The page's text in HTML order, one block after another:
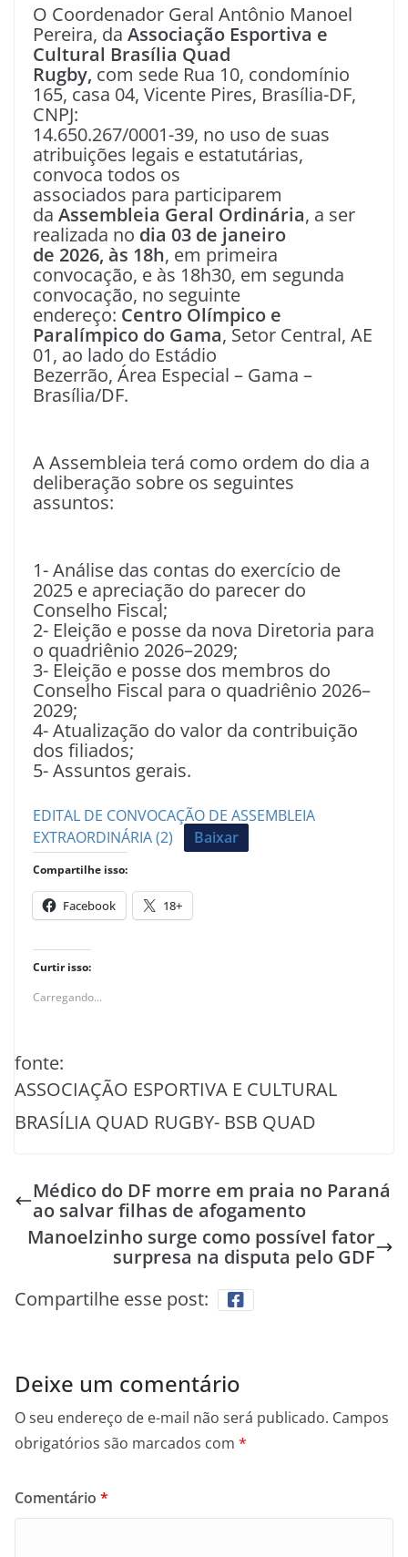
O Coordenador Geral Antônio Manoel
Pereira, da Associação Esportiva e
Cultural Brasília Quad
Rugby, com sede Rua 10, condomínio
165, casa 04, Vicente Pires, Brasília-DF,
CNPJ:
14.650.267/0001-39, no uso de suas
atribuições legais e estatutárias,
convoca todos os
associados para participarem
da Assembleia Geral Ordinária, a ser
realizada no dia 03 de janeiro
de 2026, às 18h, em primeira
convocação, e às 18h30, em segunda
convocação, no seguinte
endereço: Centro Olímpico e
Paralímpico do Gama, Setor Central, AE
01, ao lado do Estádio
Bezerrão, Área Especial – Gama –
Brasília/DF.
A Assembleia terá como ordem do dia a
deliberação sobre os seguintes
assuntos:
1- Análise das contas do exercício de
2025 e apreciação do parecer do
Conselho Fiscal;
2- Eleição e posse da nova Diretoria para
o quadriênio 2026–2029;
3- Eleição e posse dos membros do
Conselho Fiscal para o quadriênio 2026–
2029;
4- Atualização do valor da contribuição
dos filiados;
5- Assuntos gerais.
EDITAL DE CONVOCAÇÃO DE ASSEMBLEIA
EXTRAORDINÁRIA (2)
Baixar
Compartilhe isso:
Facebook 18+
Curtir isso:
Carregando...
fonte:
ASSOCIAÇÃO ESPORTIVA E CULTURAL
BRASÍLIA QUAD RUGBY- BSB QUAD
Médico do DF morre em praia no Paraná
ao salvar filhas de afogamento
Manoelzinho surge como possível fator
surpresa na disputa pelo GDF
Compartilhe esse post:
Deixe um comentário
O seu endereço de e-mail não será publicado. Campos
obrigatórios são marcados com *
Comentário *